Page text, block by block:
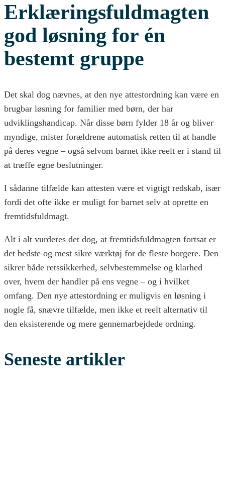
Erklæringsfuldmagten
god løsning for én
bestemt gruppe
Det skal dog nævnes, at den nye attestordning kan være en
brugbar løsning for familier med børn, der har
udviklingshandicap. Når disse børn fylder 18 år og bliver
myndige, mister forældrene automatisk retten til at handle
på deres vegne – også selvom barnet ikke reelt er i stand til
at træffe egne beslutninger.
I sådanne tilfælde kan attesten være et vigtigt redskab, især
fordi det ofte ikke er muligt for barnet selv at oprette en
fremtidsfuldmagt.
Alt i alt vurderes det dog, at fremtidsfuldmagten fortsat er
det bedste og mest sikre værktøj for de fleste borgere. Den
sikrer både retssikkerhed, selvbestemmelse og klarhed
over, hvem der handler på ens vegne – og i hvilket
omfang. Den nye attestordning er muligvis en løsning i
nogle få, snævre tilfælde, men ikke et reelt alternativ til
den eksisterende og mere gennemarbejdede ordning.
Seneste artikler